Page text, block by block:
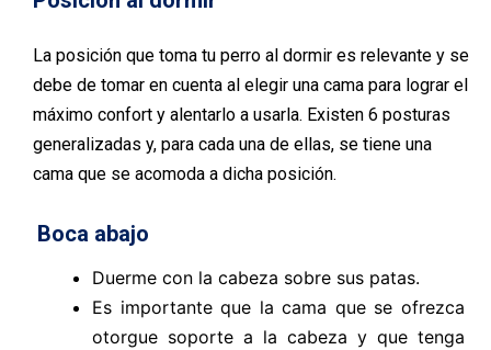
La posición que toma tu perro al dormir es relevante y se
debe de tomar en cuenta al elegir una cama para lograr el
máximo confort y alentarlo a usarla. Existen 6 posturas
generalizadas y, para cada una de ellas, se tiene una
cama que se acomoda a dicha posición.
Boca abajo
Duerme con la cabeza sobre sus patas.
Es importante que la cama que se ofrezca
otorgue soporte a la cabeza y que tenga